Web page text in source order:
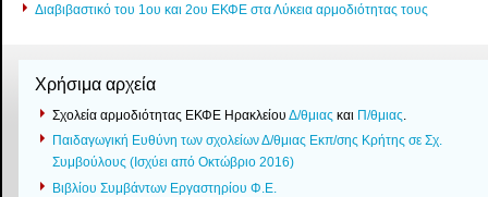
Διαβιβαστικό του 1ου και 2ου ΕΚΦΕ στα Λύκεια αρμοδιότητας τους
Χρήσιμα αρχεία
Σχολεία αρμοδιότητας ΕΚΦΕ Ηρακλείου Δ/θμιας και Π/θμιας
Παιδαγωγική Ευθύνη των σχολείων Δ/θμιας Εκπ/σης Κρήτης σε Σχ.
Συμβούλους (Ισχύει από Οκτώβριο 2016)
Βιβλίου Συμβάντων Εργαστηρίου Φ.Ε.